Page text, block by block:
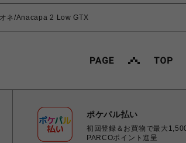
ネ/Anacapa 2 Low GTX
ポケパル払い
初回登録＆お買物で最大
PARCOポイント進呈